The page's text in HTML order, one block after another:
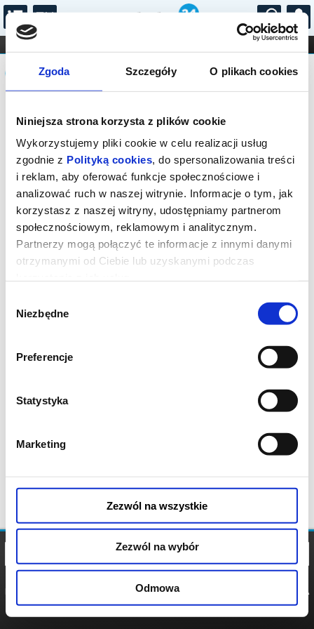
Zgoda Szczegóły O plikach cookies
Niniejsza strona korzysta z plików cookie
Wykorzystujemy pliki cookie w celu realizacji usług
zgodnie z Polityką cookies, do spersonalizowania treści
i reklam, aby oferować funkcje społecznościowe i
analizować ruch w naszej witrynie. Informacje o tym, jak
korzystasz z naszej witryny, udostępniamy partnerom
społecznościowym, reklamowym i analitycznym.
Partnerzy mogą połączyć te informacje z innymi danymi
otrzymanymi od Ciebie lub uzyskanymi podczas
zgody
Niezbędne
Preferencje
Statystyka
Marketing
Zezwól na wszystkie
Zezwól na wybór
Odmowa
...
FILHARMONIA OPERA I BALET
STAND-UP
DLA DZIECI
Komunikat
Sprzedaż on-line została zakończona,
sprawdź dostępność biletów w kasie.
POLITYKA
POLITYKA